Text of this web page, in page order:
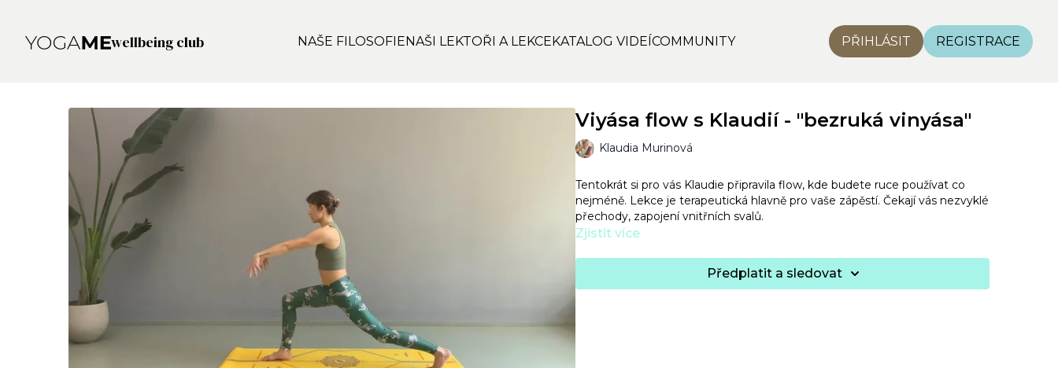
wellbeing club NAŠE FILOSOFIENAŠI LEKTOŘI A LEKCEKATALOG VIDEÍCOMMUNITY PŘIHLÁSIT REGISTRACE
Viyása flow s Klaudií - "bezruká vinyása"
Klaudia Murinová
Tentokrát si pro vás Klaudie připravila flow, kde budete ruce používat co
nejméně. Lekce je terapeutická hlavně pro vaše zápěstí. Čekají vás nezvyklé
přechody, zapojení vnitřních svalů.
Zjistit více
Předplatit a sledovat